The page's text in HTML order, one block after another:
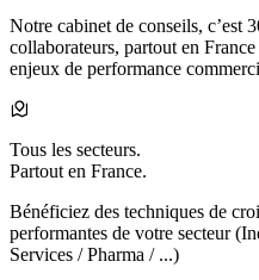
Notre cabinet de conseils, c’est
collaborateurs, partout en
enjeux de performance
Tous les secteurs.
Partout en France.
Bénéficiez des techniques de
performantes de votre secteur
Services / Pharma / ...)